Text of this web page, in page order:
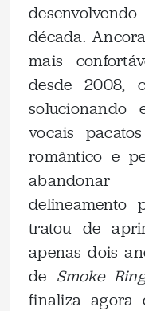
década.
mais
desde 2008,
solucionando
vocais
romântico e
delineamento
tratou de
apenas dois
de Smoke
finaliza agora